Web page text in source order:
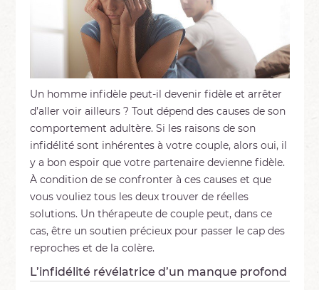
Un homme infidèle peut-il devenir fidèle et arrêter
d’aller voir ailleurs ? Tout dépend des causes de son
comportement adultère. Si les raisons de son
infidélité sont inhérentes à votre couple, alors oui, il
y a bon espoir que votre partenaire devienne fidèle.
À condition de se confronter à ces causes et que
vous vouliez tous les deux trouver de réelles
solutions. Un thérapeute de couple peut, dans ce
cas, être un soutien précieux pour passer le cap des
reproches et de la colère.
L’infidélité révélatrice d’un manque profond